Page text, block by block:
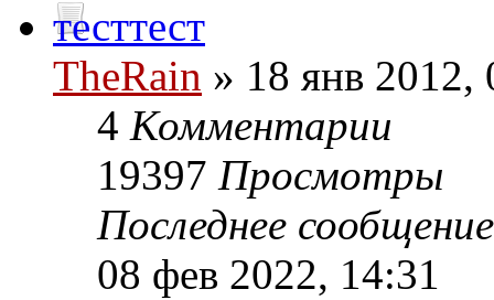
тесттест
TheRain » 18 янв 2012,
4 Комментарии
19397 Просмотры
Последнее
08 фев 2022, 14:31